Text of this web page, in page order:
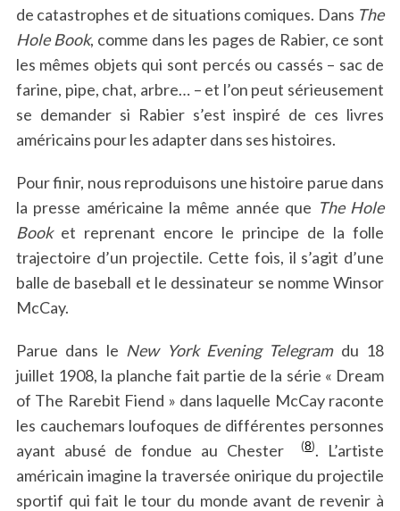
de catastrophes et de situations comiques. Dans The
Hole Book, comme dans les pages de Rabier, ce sont
les mêmes objets qui sont percés ou cassés – sac de
farine, pipe, chat, arbre… – et l’on peut sérieusement
se demander si Rabier s’est inspiré de ces livres
américains pour les adapter dans ses histoires.
Pour finir, nous reproduisons une histoire parue dans
la presse américaine la même année que The Hole
Booket reprenant encore le principe de la folle
trajectoire d’un projectile. Cette fois, il s’agit d’une
balle de baseball et le dessinateur se nomme Winsor
McCay.
Parue dans le New York Evening Telegramdu 18
juillet 1908, la planche fait partie de la série « Dream
of The Rarebit Fiend » dans laquelle McCay raconte
les cauchemars loufoques de différentes personnes
ayant abusé de fondue au Chester(8). L’artiste
américain imagine la traversée onirique du projectile
sportif qui fait le tour du monde avant de revenir à
S
e
a
h
f
o